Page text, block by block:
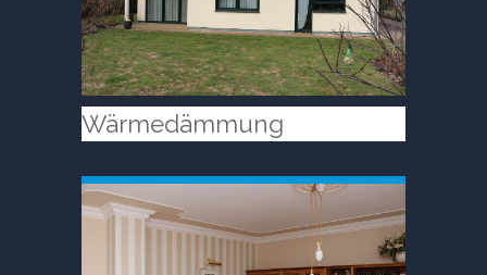
Wärmedämmung